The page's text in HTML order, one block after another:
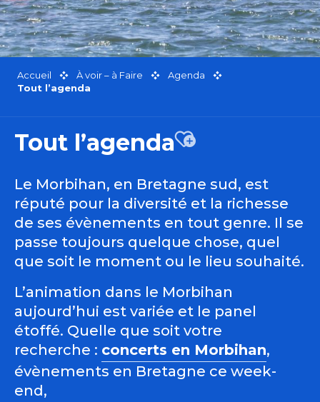
Accueil À voir – à Faire
Agenda
Tout l’agenda
Tout l’agendaAjouter aux
Le Morbihan, en Bretagne sud, est
réputé pour la diversité et la richesse
de ses évènements en tout genre. Il se
passe toujours quelque chose, quel
que soit le moment ou le lieu souhaité.
L’animation dans le Morbihan
aujourd’hui est variée et le panel
étoffé. Quelle que soit votre
recherche : concerts en Morbihan,
évènements en Bretagne ce week-
end,